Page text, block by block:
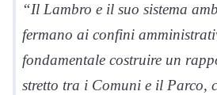
“Il Lambro e il suo sistema
fermano ai confini
fondamentale costruire un
stretto tra i Comuni e il Parco,